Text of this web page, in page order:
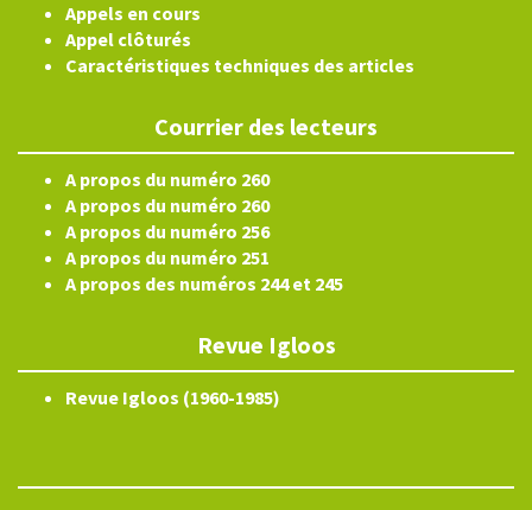
Appels en cours
Appel clôturés
Caractéristiques techniques des articles
Courrier des lecteurs
A propos du numéro 260
A propos du numéro 260
A propos du numéro 256
A propos du numéro 251
A propos des numéros 244 et 245
Revue Igloos
Revue Igloos (1960-1985)